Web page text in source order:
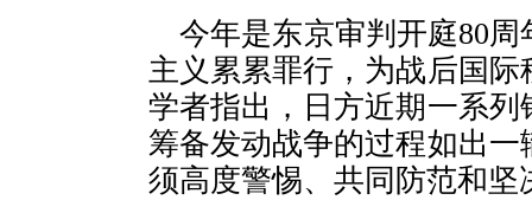
今年是东京审判开庭80
主义累累罪行，为战后国
学者指出，日方近期一系
筹备发动战争的过程如出
须高度警惕、共同防范和坚